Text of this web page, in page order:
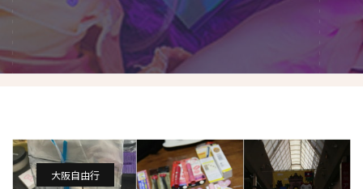
大阪自由行